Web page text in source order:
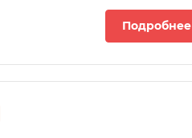
Подробнее